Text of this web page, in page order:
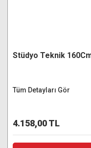
Stüdyo Teknik
Tüm Detayları Gör
4.158,00 TL